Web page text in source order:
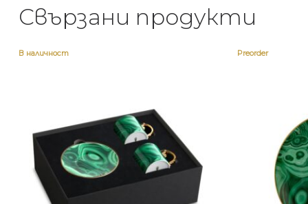
Свързани продукти
В наличност Preorder